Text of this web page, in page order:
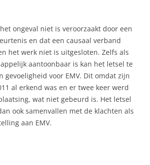
ongeval niet is veroorzaakt door een
en dat een causaal verband
het werk niet is uitgesloten. Zelfs als
aantoonbaar is kan het letsel te
gevoeligheid voor EMV. Dit omdat zijn
al erkend was en er twee keer werd
wat niet gebeurd is. Het letsel
ook samenvallen met de klachten als
aan EMV.